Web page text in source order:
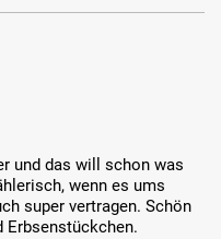
und das will schon was
wenn es ums
super vertragen. Schön